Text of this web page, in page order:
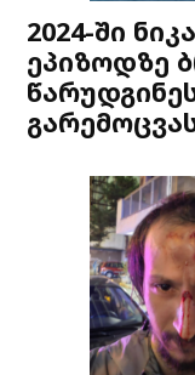
2024-ში
ეპიზოდზე